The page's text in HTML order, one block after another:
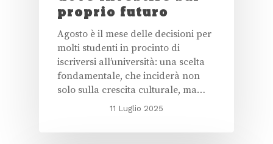
proprio futuro
Agosto è il mese delle decisioni per
molti studenti in procinto di
iscriversi all’università: una scelta
fondamentale, che inciderà non
solo sulla crescita culturale, ma…
11 Luglio 2025